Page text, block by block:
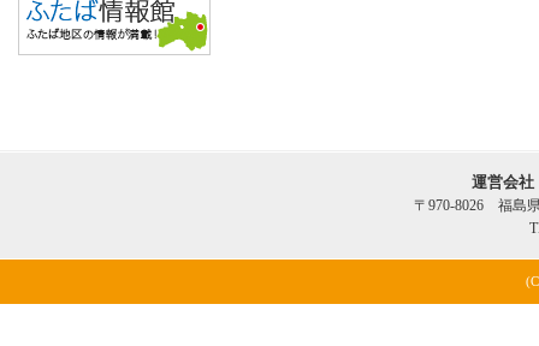
運営会
〒970-8026 福島